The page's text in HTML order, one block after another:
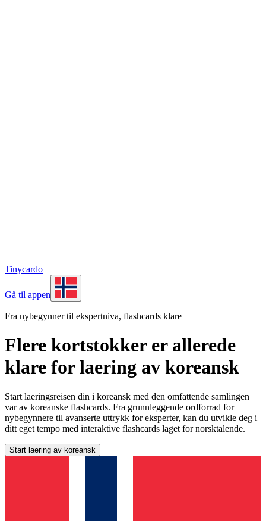
Tinycardo
Gå til appen
Fra nybegynner til ekspertniva, flashcards klare
Flere kortstokker er allerede
klare for laering av koreansk
Start laeringsreisen din i koreansk med den omfattende samlingen
var av koreanske flashcards. Fra grunnleggende ordforrad for
nybegynnere til avanserte uttrykk for eksperter, kan du utvikle deg i
ditt eget tempo med interaktive flashcards laget for norsktalende.
Start laering av koreansk